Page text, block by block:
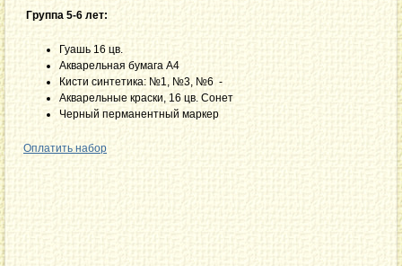
Группа 5-6 лет:
Гуашь 16 цв.
Акварельная бумага А4
Кисти синтетика: №1, №3, №6 -
Акварельные краски, 16 цв. Сонет
Черный перманентный маркер
Оплатить набор